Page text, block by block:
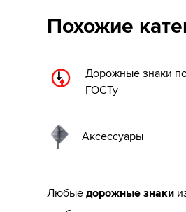
Похожие
Дорожные знаки
ГОСТу
Аксессуары
Любые дорожные знаки